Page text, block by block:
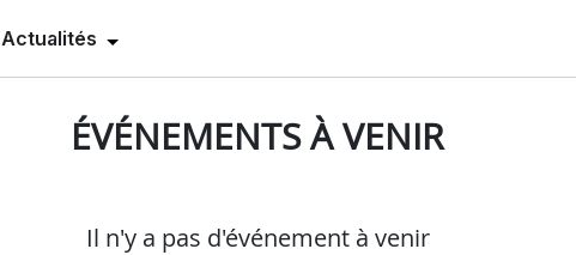
Actualités
ÉVÉNEMENTS À VENIR
Il n'y a pas d'événement à venir